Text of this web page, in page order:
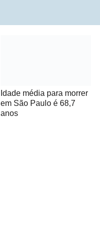
Idade média para morrer
em São Paulo é 68,7
anos